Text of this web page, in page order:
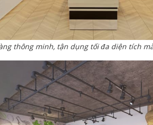
thông minh, tận dụng tối đa diện tích